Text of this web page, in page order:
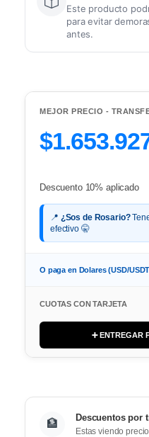
Este producto
para evitar
antes.
MEJOR PRECIO -
Descuento 10% aplicado
📍 ¿Sos de Rosario?
efectivo 🤫
O paga en Dolares (USD/
CUOTAS CON TARJETA
➕ ENTREGAR
🏦 Descuentos por
Estas viendo